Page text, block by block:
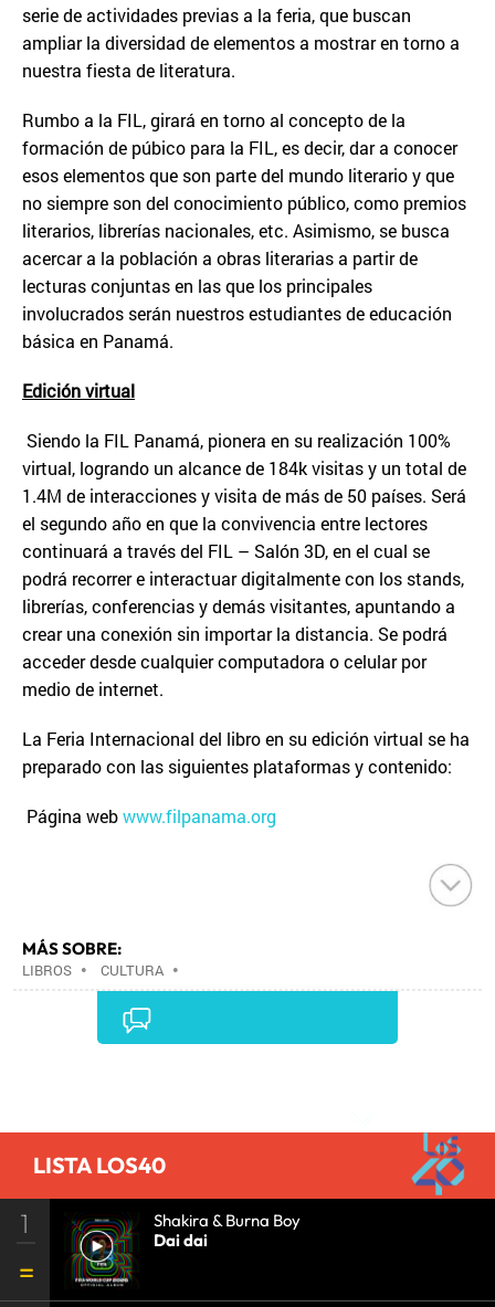
serie de actividades previas a la feria, que buscan
ampliar la diversidad de elementos a mostrar en torno a
nuestra fiesta de literatura.
Rumbo a la FIL, girará en torno al concepto de la
formación de púbico para la FIL, es decir, dar a conocer
esos elementos que son parte del mundo literario y que
no siempre son del conocimiento público, como premios
literarios, librerías nacionales, etc. Asimismo, se busca
acercar a la población a obras literarias a partir de
lecturas conjuntas en las que los principales
involucrados serán nuestros estudiantes de educación
básica en Panamá.
Edición virtual
Siendo la FIL Panamá, pionera en su realización 100%
virtual, logrando un alcance de 184k visitas y un total de
1.4M de interacciones y visita de más de 50 países. Será
el segundo año en que la convivencia entre lectores
continuará a través del FIL – Salón 3D, en el cual se
podrá recorrer e interactuar digitalmente con los stands,
librerías, conferencias y demás visitantes, apuntando a
crear una conexión sin importar la distancia. Se podrá
acceder desde cualquier computadora o celular por
medio de internet.
La Feria Internacional del libro en su edición virtual se ha
preparado con las siguientes plataformas y contenido:
Página webwww.filpanama.org
MÁS SOBRE:
LIBROS • CULTURA •
LISTA LOS40
1
Shakira & Burna Boy
Dai dai